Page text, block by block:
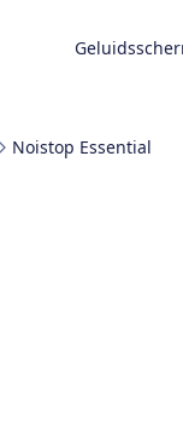
Noistop Essential